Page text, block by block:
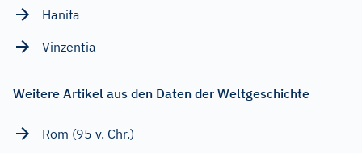
Hanifa
Vinzentia
Weitere Artikel aus den Daten der Weltgeschichte
Rom (95 v. Chr.)